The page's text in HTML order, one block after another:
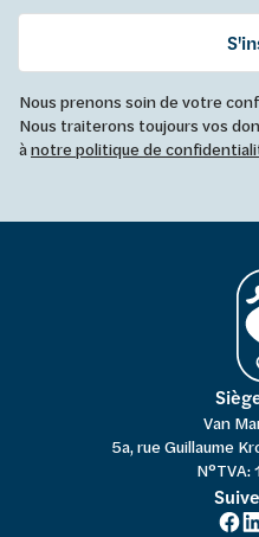
Nous prenons soin de votre
Nous traiterons toujours vos
ànotre politique de
Van
5a, rue Guillaume